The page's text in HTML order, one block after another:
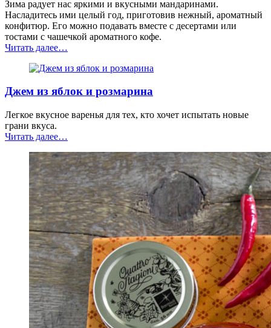
Зима радует нас яркими и вкусными мандаринами.
Насладитесь ими целый год, приготовив нежный, ароматный
конфитюр. Его можно подавать вместе с десертами или
тостами с чашечкой ароматного кофе.
Читать далее“Конфитюр
мандаринов”
…
Джем из яблок и розмарина
Легкое вкусное варенья для тех, кто хочет испытать новые
грани вкуса.
Читать далее“Джем
яблок
и
розмарина”
…